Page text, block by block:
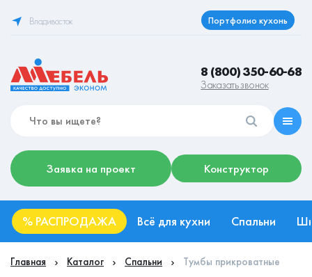
Владивосток Портфолио кухонь
8 (800) 350-60-68
Заказать звонок
Заявка на проект Конструктор
% РАСПРОДАЖА Всё для кухни Спальни
Главная Каталог Спальни Тумбы прикроватные